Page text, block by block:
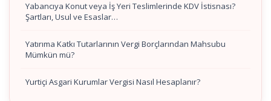
Yabancıya Konut veya İş Yeri Teslimlerinde KDV İstisnası?
Şartları, Usul ve Esaslar…
Yatırıma Katkı Tutarlarının Vergi Borçlarından Mahsubu
Mümkün mü?
Yurtiçi Asgari Kurumlar Vergisi Nasıl Hesaplanır?